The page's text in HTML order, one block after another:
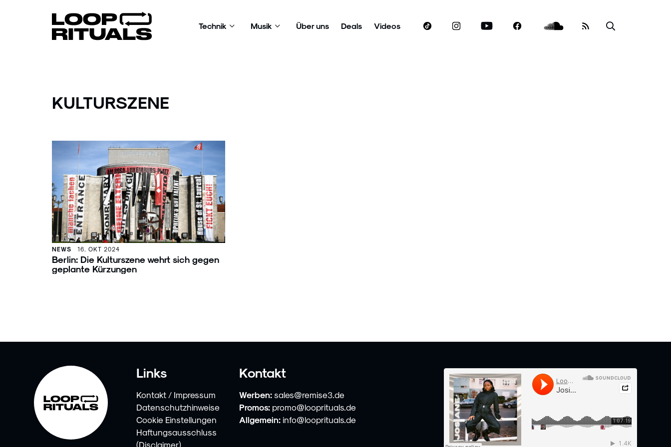
Technik Musik Über uns Deals Videos
KULTURSZENE
NEWS 16. OKT 2024
Berlin: Die Kulturszene wehrt sich gegen
geplante Kürzungen
Links
Kontakt / Impressum
Datenschutzhinweise
Cookie Einstellungen
Haftungsausschluss
(Disclaimer)
Kontakt
Werben: sales@remise3.de
Promos: promo@looprituals.de
Allgemein: info@looprituals.de